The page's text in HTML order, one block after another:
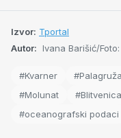
Izvor: Tportal
Autor: Ivana Barišić/Foto:
#Kvarner #Palagruža
#Molunat
#Blitvenica
#oceanografski podaci